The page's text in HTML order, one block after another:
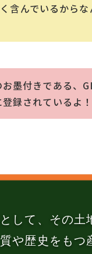
含んでいるからな
墨付きである、
録されているよ
して、その土
や歴史をもつ